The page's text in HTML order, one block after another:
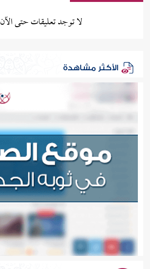
لا توجد تعليقات حتى الآن
الأكثر مشاهدة